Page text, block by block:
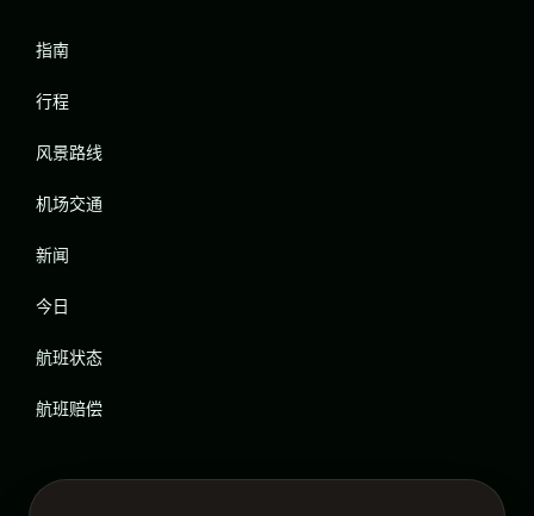
指南
行程
风景路线
机场交通
新闻
今日
航班状态
航班赔偿